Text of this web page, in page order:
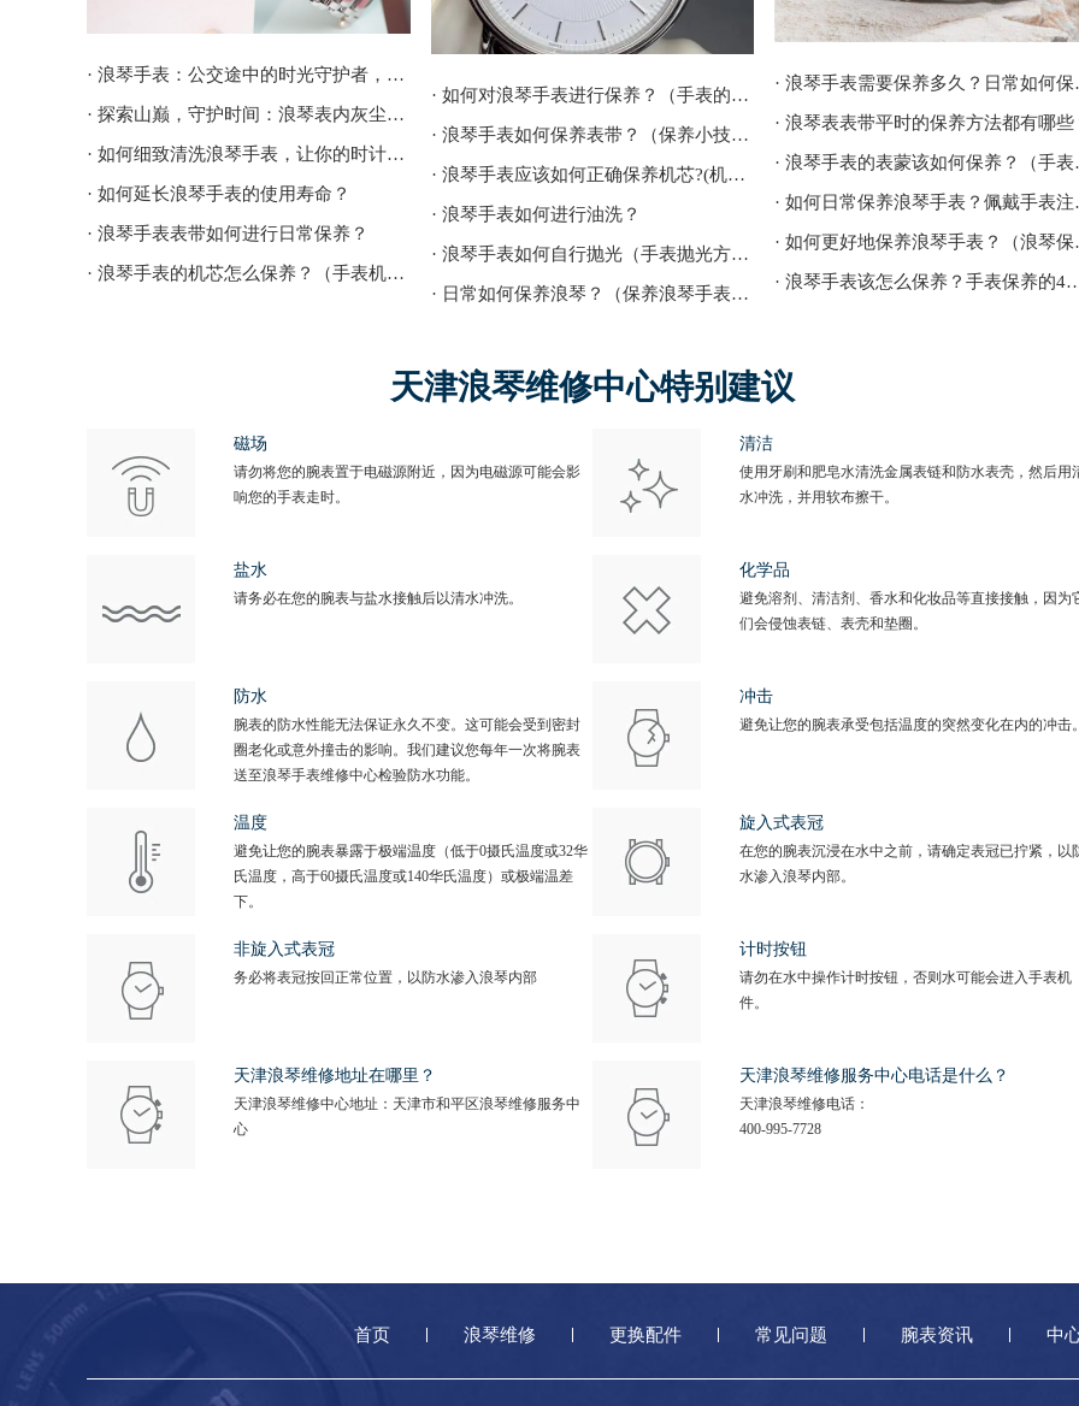
· 浪琴手表：公交途中的时光守护者，如何为它呵护每一刻？
· 探索山巅，守护时间：浪琴表内灰尘的清理之道
· 如何细致清洗浪琴手表，让你的时计焕然一新
· 如何延长浪琴手表的使用寿命？
· 浪琴手表表带如何进行日常保养？
· 浪琴手表的机芯怎么保养？（手表机芯的保养方法）
· 如何对浪琴手表进行保养？（手表的保养方法）
· 浪琴手表如何保养表带？（保养小技巧）
· 浪琴手表应该如何正确保养机芯?(机芯保养建议)
· 浪琴手表如何进行油洗？
· 浪琴手表如何自行抛光（手表抛光方法）
· 日常如何保养浪琴？（保养浪琴手表的建议）
· 浪琴
· 浪琴表表带平时的保养方法都有哪些
· 浪琴
· 如何
· 如何
· 浪琴手表该怎么保养？
天津浪琴维修中心特别建议
磁场
请勿将您的腕表置于电磁源附近，因为电磁源可能会影
响您的手表走时。
清洁
使用牙刷和肥皂水清洗金属表链和防水表壳，然后用
水冲洗，并用软布擦干。
盐水
请务必在您的腕表与盐水接触后以清水冲洗。
化学品
避免溶剂、清洁剂、香水和化妆品等直接接触，因为
们会侵蚀表链、表壳和垫圈。
防水
腕表的防水性能无法保证永久不变。这可能会受到密封
圈老化或意外撞击的影响。我们建议您每年一次将腕表
送至浪琴手表维修中心检验防水功能。
冲击
避免让您的腕表承受包括温度的突然变化在内的冲击。
温度
避免让您的腕表暴露于极端温度（低于0摄氏温度或32华
氏温度，高于60摄氏温度或140华氏温度）或极端温差
下。
旋入式表冠
在您的腕表沉浸在水中之前，请确定表冠已拧紧，以
水渗入浪琴内部。
非旋入式表冠
务必将表冠按回正常位置，以防水渗入浪琴内部
计时按钮
请勿在水中操作计时按钮，否则水可能会进入手表机
件。
天津浪琴维修地址在哪里？
天津浪琴维修中心地址：天津市和平区浪琴维修服务中
心
天津浪琴维修服务中心电话是什么？
天津浪琴维修电话：
400-995-7728
首页 浪琴维修 更换配件 常见问题 腕表资讯 中